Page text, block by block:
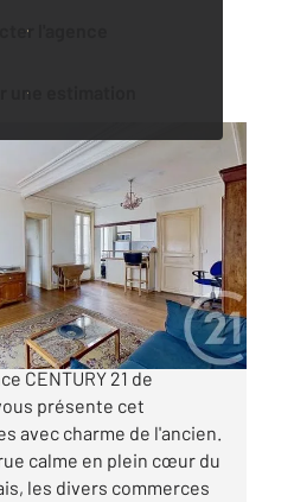
l'agence
une estimation
94
à vendre
€
- NOGENT-SUR-
CENTURY 21 de
présente cet
avec charme de l'ancien.
calme en plein cœur du
les divers commerces